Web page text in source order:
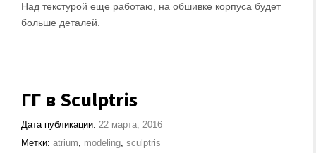
Над текстурой еще работаю, на обшивке корпуса будет
больше деталей.
ГГ в Sculptris
Дата публикации: 22 марта, 2016
Метки: atrium, modeling, sculptris